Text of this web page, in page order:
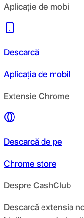
Aplicație de mobil
Descarcă
Aplicația de mobil
Extensie Chrome
Descarcă de pe
Chrome store
Despre CashClub
Descarcă extensia